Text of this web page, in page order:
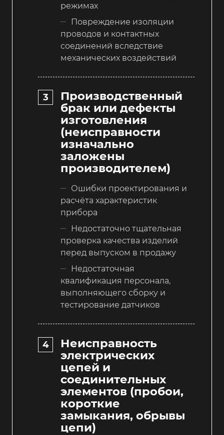
режимах
Повреждение изоляции
проводов и контактных
соединений вследствие
механических воздействий
Производственный
брак или дефекты
изготовления
(неисправности
изначально
заложены
производителем)
Ошибки проектирования и
расчёта характеристик
прибора
Недостаточно тщательная
проверка качества изделий
перед выпуском в продажу
Недостаточная
квалификация персонала,
выполняющего сборку и
тестирование датчиков
Неисправность
электрических
цепей и
соединительных
элементов (пробои,
короткие
замыкания, обрывы
цепи)